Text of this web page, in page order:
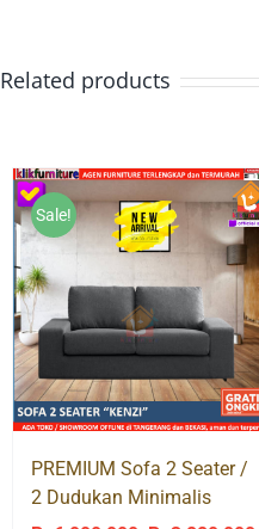
Related products
Sale!
PREMIUM Sofa 2 Seater /
2 Dudukan Minimalis